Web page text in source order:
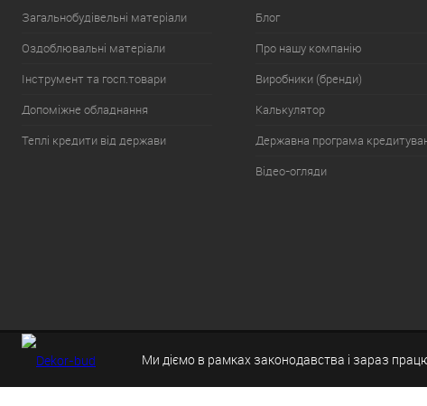
Загальнобудівельні матеріали
Оздоблювальні матеріали
Інструмент та госп.товари
Допоміжне обладнання
Теплі кредити від держави
Блог
Про нашу компанію
Виробники (бренди)
Калькулятор
Державна програма
Відео-огляди
Ми діємо в рамках законодавства і зараз